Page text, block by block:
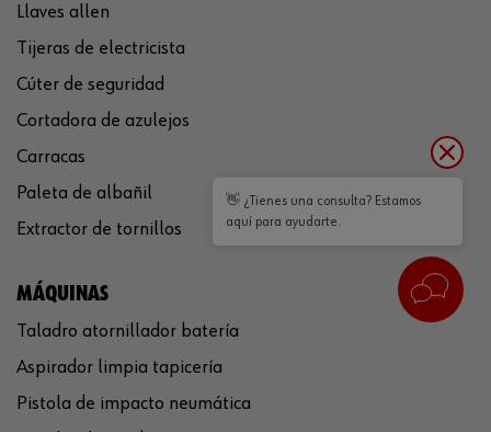
Llaves allen
Tijeras de electricista
Cúter de seguridad
Cortadora de azulejos
Carracas
Paleta de albañil
Extractor de tornillos
MÁQUINAS
Taladro atornillador batería
Aspirador limpia tapicería
Pistola de impacto neumática
👋 ¿Tienes una consulta? Estamos
aquí para ayudarte.